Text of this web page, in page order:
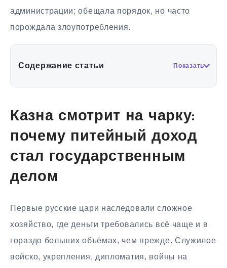
администрации; обещала порядок, но часто
порождала злоупотребления.
Содержание статьи Показать
Казна смотрит на чарку:
почему питейный доход
стал государственным
делом
Первые русские цари наследовали сложное
хозяйство, где деньги требовались всё чаще и в
гораздо больших объёмах, чем прежде. Служилое
войско, укрепления, дипломатия, войны на